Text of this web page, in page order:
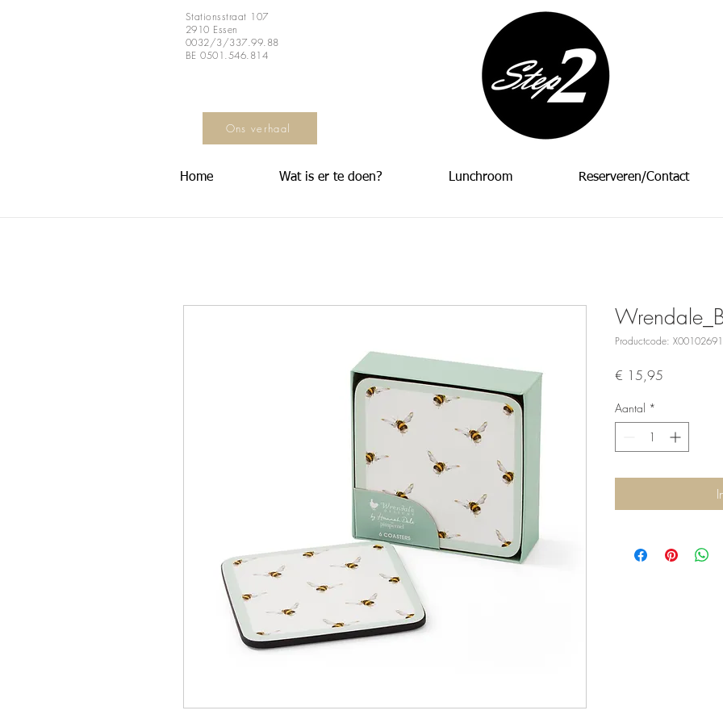
Stationsstraat 107
2910 Essen
0032/3/337.99.88
BE 0501.546.814
Ons verhaal
Home Wat is er te doen? Lunchroom Reserveren/Contact
Productcode:
€ 15,95
Aantal *